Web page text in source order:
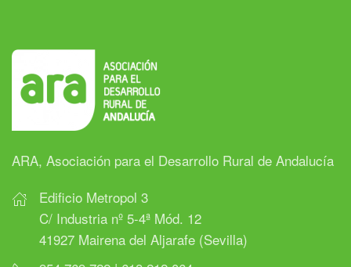
ARA, Asociación para el Desarrollo Rural de Andalucía
Edificio Metropol 3
C/ Industria nº 5-4ª Mód. 12
41927 Mairena del Aljarafe (Sevilla)